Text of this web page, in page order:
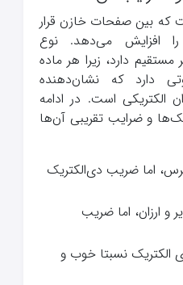
که بین صفحات خازن قرار
افزایش می‌دهد. نوع
دارد، زیرا هر ماده
دارد که نشان‌دهنده
الکتریکی است. در ادامه
و ضرایب تقریبی آن‌ها
اما ضریب دی‌الکتریک
و ارزان، اما ضریب
الکتریک نسبتا خوب و